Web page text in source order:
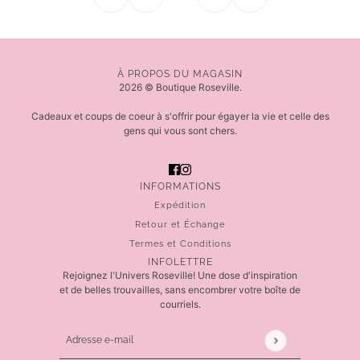
À PROPOS DU MAGASIN
2026 © Boutique Roseville.
Cadeaux et coups de coeur à s'offrir pour égayer la vie et celle des
gens qui vous sont chers.
INFORMATIONS
Expédition
Retour et Échange
Termes et Conditions
INFOLETTRE
Rejoignez l'Univers Roseville! Une dose d'inspiration
et de belles trouvailles, sans encombrer votre boîte de
courriels.
Adresse e-mail
Ce site est protégé par hCaptcha, et la